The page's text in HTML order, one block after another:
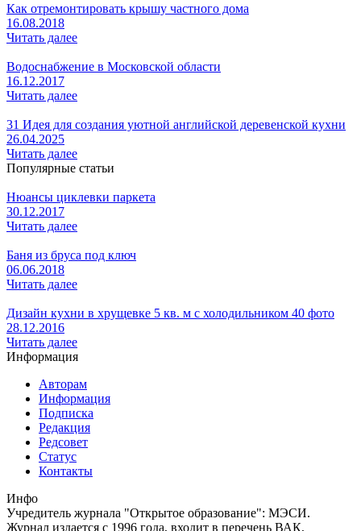
Как отремонтировать крышу частного дома
16.08.2018
Читать далее
Водоснабжение в Московской области
16.12.2017
Читать далее
31 Идея для создания уютной английской деревенской кухни
26.04.2025
Читать далее
Популярные статьи
Нюансы циклевки паркета
30.12.2017
Читать далее
Баня из бруса под ключ
06.06.2018
Читать далее
Дизайн кухни в хрущевке 5 кв. м с холодильником 40 фото
28.12.2016
Читать далее
Информация
Авторам
Информация
Подписка
Редакция
Редсовет
Статус
Контакты
Инфо
Учредитель журнала "Открытое образование": МЭСИ.
Журнал издается с 1996 года, входит в перечень ВАК,